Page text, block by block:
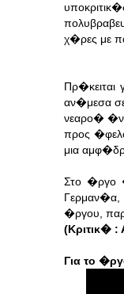
χ�ρες με
αν�μεσα
νεαρο�
προς
μια
Στο �ργο
Γερμαν�α,
�ργου,
(Κριτικ�
Για το